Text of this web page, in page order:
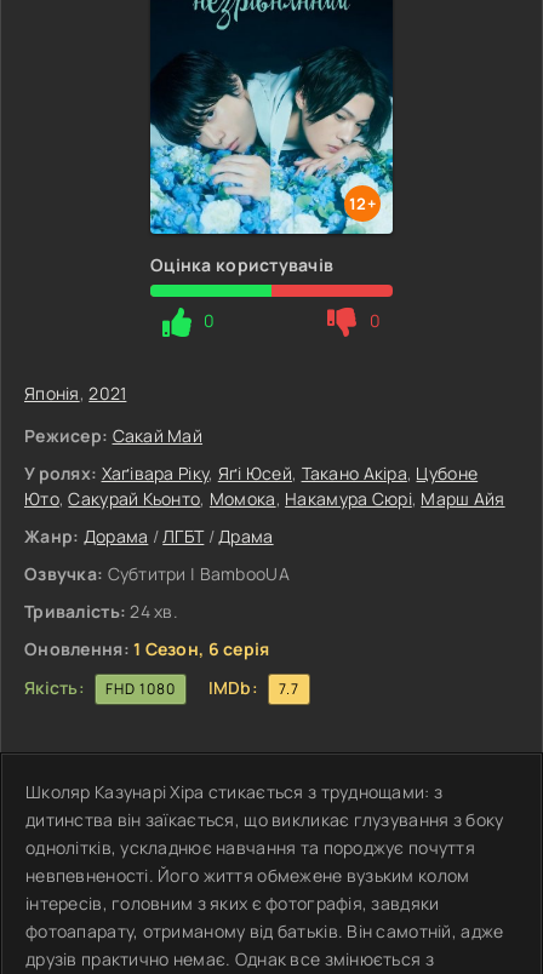
12+
Оцінка користувачів
0 0
Японія,2021
Режисер: Сакай Май
У ролях: Хаґівара Ріку, Яґі Юсей, Такано Акіра, Цубоне
Юто,Сакурай Кьонто, Момока, Накамура Сюрі, Марш Айя
Жанр: Дорама /ЛГБТ/Драма
Озвучка: Субтитри | BambooUA
Тривалість: 24 хв.
Оновлення: 1 Сезон, 6 серія
Якість:
FHD 1080 IMDb: 7.7
Школяр Казунарі Хіра стикається з труднощами: з
дитинства він заїкається, що викликає глузування з боку
однолітків, ускладнює навчання та породжує почуття
невпевненості. Його життя обмежене вузьким колом
інтересів, головним з яких є фотографія, завдяки
фотоапарату, отриманому від батьків. Він самотній, адже
друзів практично немає. Однак все змінюється з